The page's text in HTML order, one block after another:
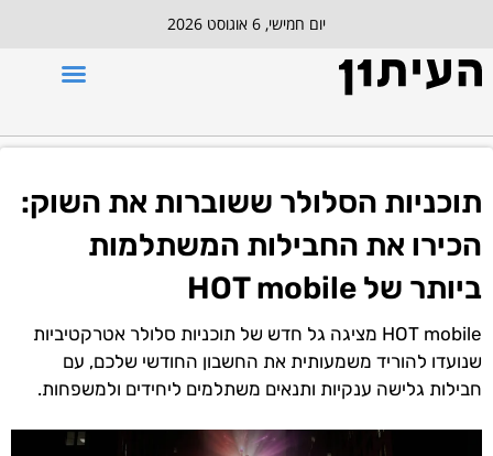
יום חמישי, 6 אוגוסט 2026
תוכניות הסלולר ששוברות את השוק:
הכירו את החבילות המשתלמות
ביותר של HOT mobile
HOT mobile מציגה גל חדש של תוכניות סלולר אטרקטיביות
שנועדו להוריד משמעותית את החשבון החודשי שלכם, עם
חבילות גלישה ענקיות ותנאים משתלמים ליחידים ולמשפחות.